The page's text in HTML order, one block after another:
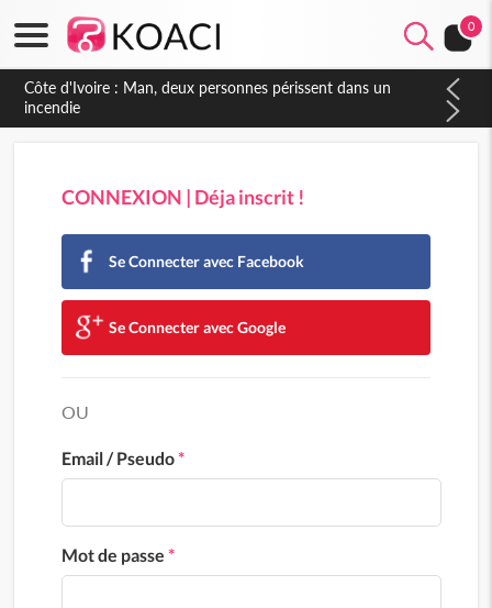
0
Côte d'Ivoire : Man, deux personnes périssent dans un
incendie
CONNEXION | Déja inscrit !
Se Connecter avec Facebook
Se Connecter avec Google
OU
Email / Pseudo*
Mot de passe *